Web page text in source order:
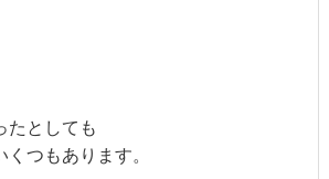
たとしても
つもあります。